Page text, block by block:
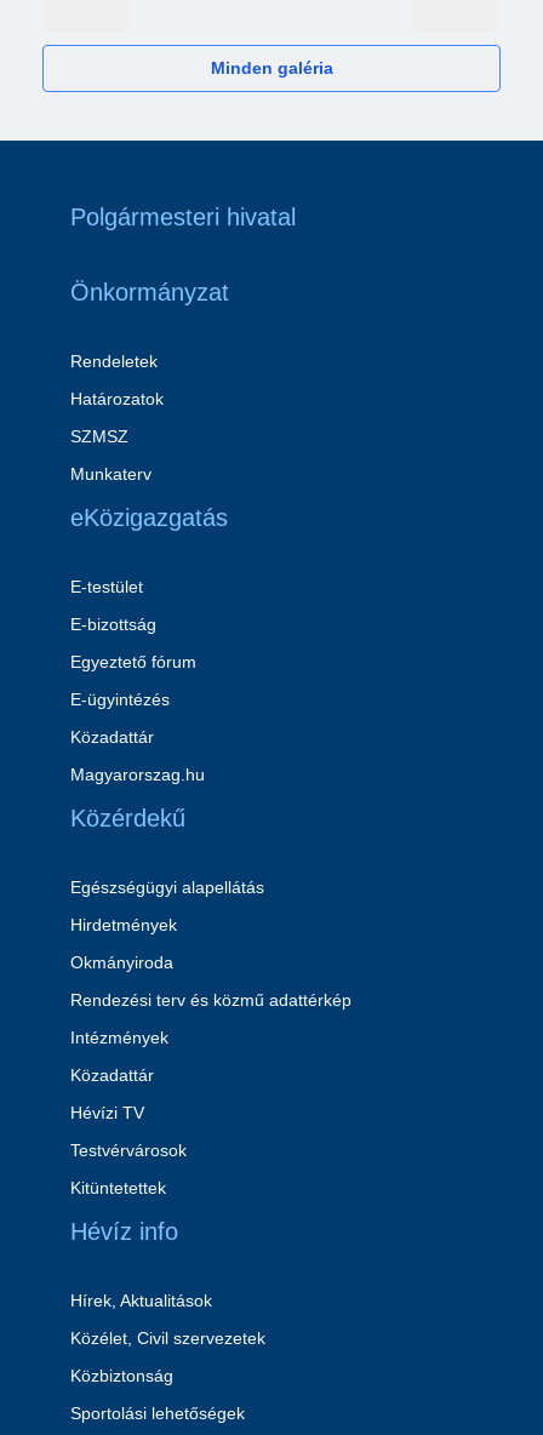
Minden galéria
Polgármesteri hivatal
Önkormányzat
Rendeletek
Határozatok
SZMSZ
Munkaterv
eKözigazgatás
E-testület
E-bizottság
Egyeztető fórum
E-ügyintézés
Közadattár
Magyarorszag.hu
Közérdekű
Egészségügyi alapellátás
Hirdetmények
Okmányiroda
Rendezési terv és közmű adattérkép
Intézmények
Közadattár
Hévízi TV
Testvérvárosok
Kitüntetettek
Hévíz info
Hírek, Aktualitások
Közélet, Civil szervezetek
Közbiztonság
Sportolási lehetőségek